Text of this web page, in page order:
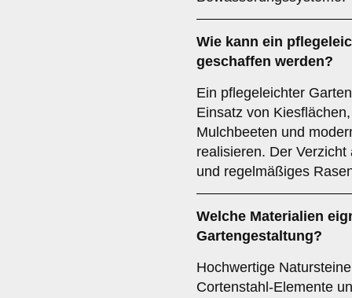
Wie kann ein
geschaffen werden?
Ein pflegeleichter
Einsatz von
Mulchbeeten und
realisieren. Der
und regelmäßiges
Welche Materialien
Gartengestaltung?
Hochwertige
Cortenstahl-Elemente